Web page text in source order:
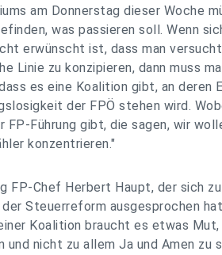
am Donnerstag dieser Woche
was passieren soll. Wenn
erwünscht ist, dass man
Linie zu konzipieren, dann muss
es eine Koalition gibt, an deren
der FPÖ stehen wird.
FP-Führung gibt, die sagen, wir
konzentrieren."
FP-Chef Herbert Haupt, der sich
der Steuerreform ausgesprochen
Koalition braucht es etwas Mut,
und nicht zu allem Ja und Amen zu